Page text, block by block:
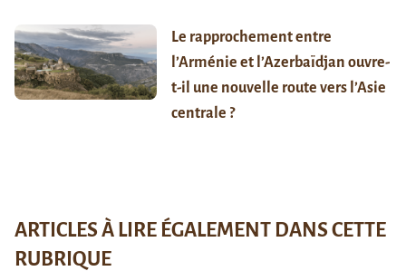
Le rapprochement entre
l’Arménie et l’Azerbaïdjan ouvre-
t-il une nouvelle route vers l’Asie
centrale ?
ARTICLES À LIRE ÉGALEMENT DANS CETTE
RUBRIQUE